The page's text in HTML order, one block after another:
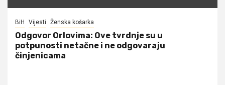
BiH Vijesti Ženska košarka
Odgovor Orlovima: ​Ove tvrdnje su u
potpunosti netačne i ne odgovaraju
činjenicama